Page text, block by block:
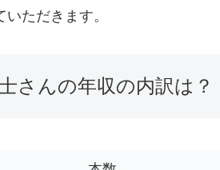
ただきます。
さんの年収の内訳は？